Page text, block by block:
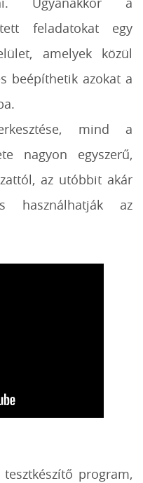
feladatokat egy
amelyek közül
beépíthetik azokat a
mind a
nagyon egyszerű,
az utóbbit akár
az
program,